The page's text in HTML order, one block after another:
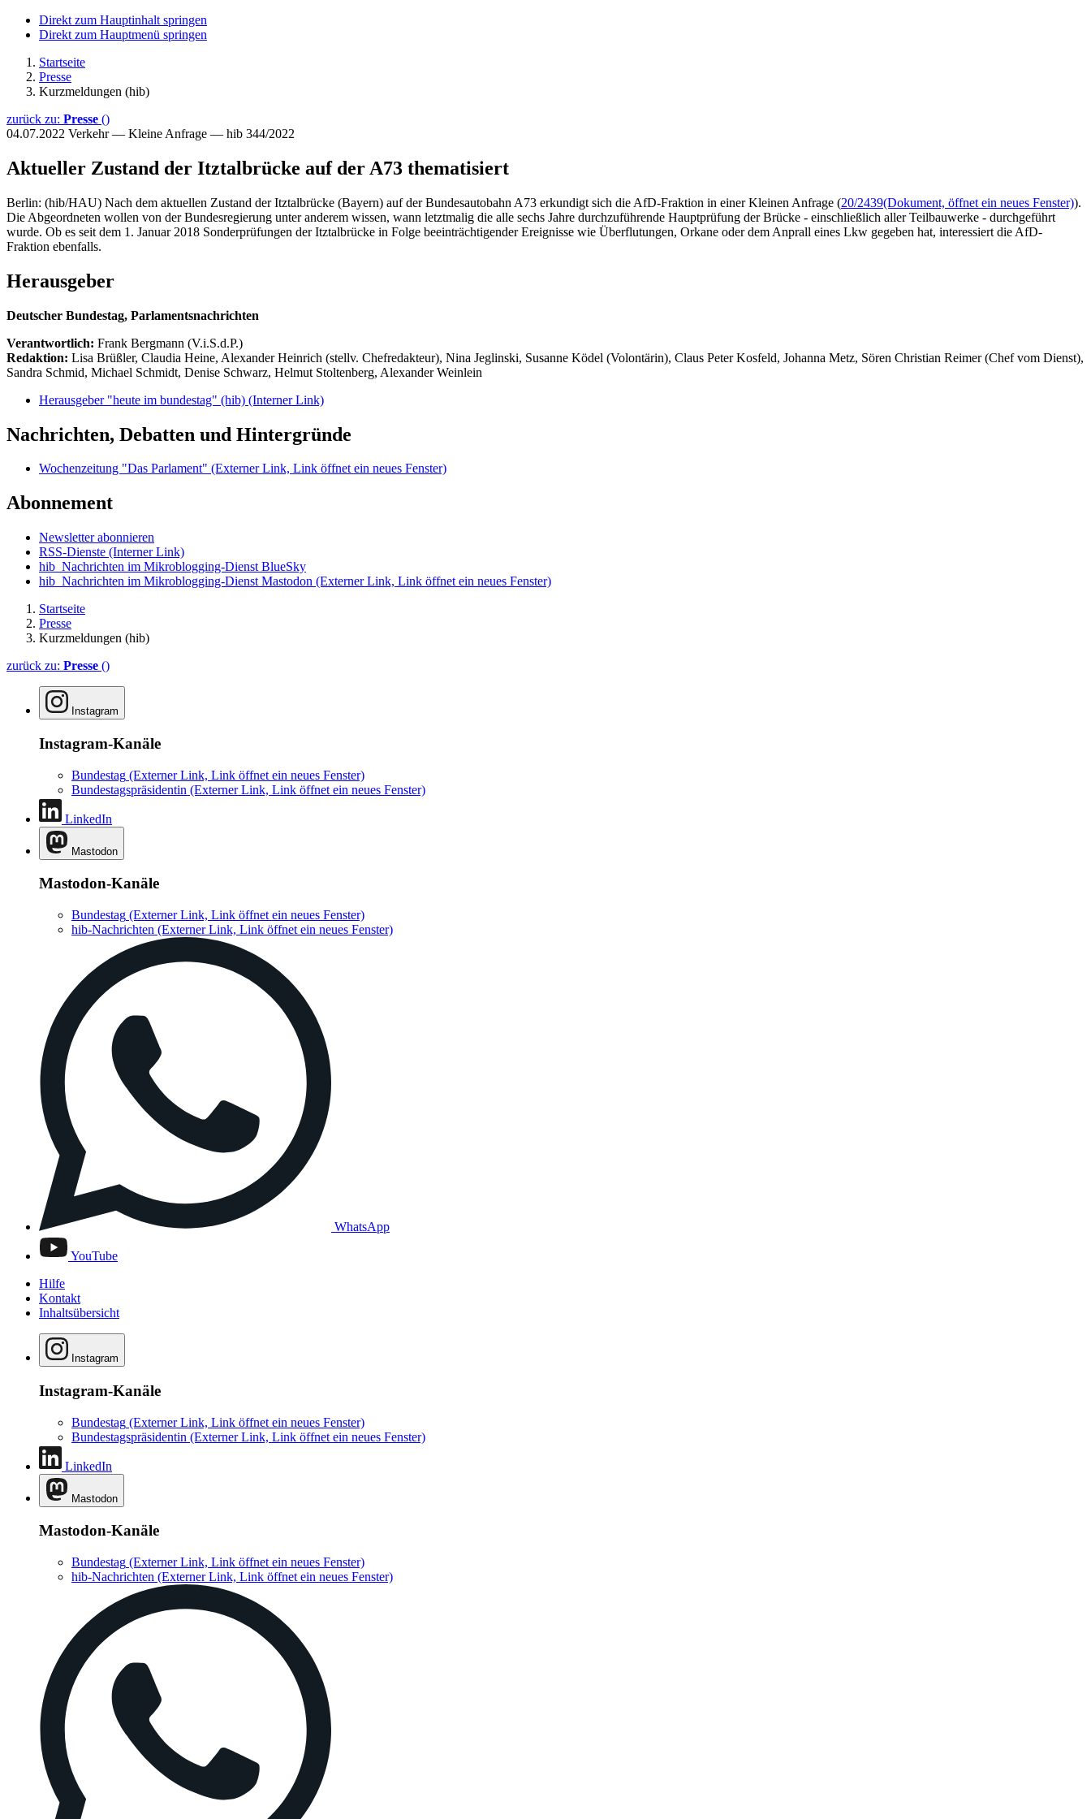
Direkt zum Hauptinhalt springen
Direkt zum Hauptmenü springen
Startseite
Presse
Kurzmeldungen (hib)
zurück zu: Presse ()
04.07.2022 Verkehr — Kleine Anfrage — hib 344/2022
Aktueller Zustand der Itztalbrücke auf der A73 thematisiert
Berlin: (hib/HAU) Nach dem aktuellen Zustand der Itztalbrücke (Bayern) auf der Bundesautobahn A73 erkundigt sich die AfD-Fraktion in einer Kleinen Anfrage (20/2439(Dokument, öffnet ein neues Fenster)).
Die Abgeordneten wollen von der Bundesregierung unter anderem wissen, wann letztmalig die alle sechs Jahre durchzuführende Hauptprüfung der Brücke - einschließlich aller Teilbauwerke - durchgeführt
wurde. Ob es seit dem 1. Januar 2018 Sonderprüfungen der Itztalbrücke in Folge beeinträchtigender Ereignisse wie Überflutungen, Orkane oder dem Anprall eines Lkw gegeben hat, interessiert die AfD-
Fraktion ebenfalls.
Herausgeber
Deutscher Bundestag, Parlamentsnachrichten
Verantwortlich: Frank Bergmann (V.i.S.d.P.)
Redaktion: Lisa Brüßler, Claudia Heine, Alexander Heinrich (stellv. Chefredakteur), Nina Jeglinski, Susanne Ködel (Volontärin), Claus Peter Kosfeld, Johanna Metz, Sören Christian Reimer (Chef vom Dienst),
Sandra Schmid, Michael Schmidt, Denise Schwarz, Helmut Stoltenberg, Alexander Weinlein
Herausgeber "heute im bundestag" (hib) (Interner Link)
Nachrichten, Debatten und Hintergründe
Wochenzeitung "Das Parlament" (Externer Link, Link öffnet ein neues Fenster)
Abonnement
Newsletter abonnieren
RSS-Dienste (Interner Link)
hib_Nachrichten im Mikroblogging-Dienst BlueSky
hib_Nachrichten im Mikroblogging-Dienst Mastodon (Externer Link, Link öffnet ein neues Fenster)
Startseite
Presse
Kurzmeldungen (hib)
zurück zu: Presse ()
Instagram
Instagram-Kanäle
Bundestag (Externer Link, Link öffnet ein neues Fenster)
Bundestagspräsidentin (Externer Link, Link öffnet ein neues Fenster)
LinkedIn
Mastodon
Mastodon-Kanäle
Bundestag (Externer Link, Link öffnet ein neues Fenster)
hib-Nachrichten (Externer Link, Link öffnet ein neues Fenster)
WhatsApp
YouTube
Hilfe
Kontakt
Inhaltsübersicht
Instagram
Instagram-Kanäle
Bundestag (Externer Link, Link öffnet ein neues Fenster)
Bundestagspräsidentin (Externer Link, Link öffnet ein neues Fenster)
LinkedIn
Mastodon
Mastodon-Kanäle
Bundestag (Externer Link, Link öffnet ein neues Fenster)
hib-Nachrichten (Externer Link, Link öffnet ein neues Fenster)